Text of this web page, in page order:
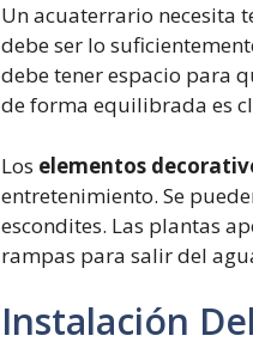
Un acuaterrario necesita
debe ser lo
debe tener espacio para
de forma equilibrada es
Los elementos
entretenimiento. Se
escondites. Las plantas
rampas para salir del
Instalación